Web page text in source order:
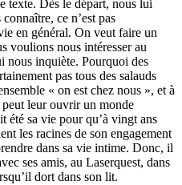
texte. Dès le départ, nous lui
ce n’est pas
en général. On veut faire un
voulions nous intéresser au
nous inquiète. Pourquoi des
pas tous des salauds
« on est chez nous », et à
leur ouvrir un monde
été sa vie pour qu’à vingt ans
les racines de son engagement
dans sa vie intime. Donc, il
ses amis, au Laserquest, dans
dort dans son lit.